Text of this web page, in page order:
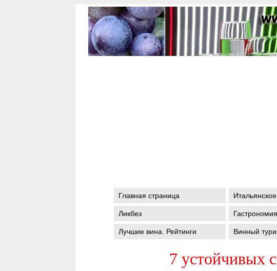
Главная страница
Ликбез Гастрономия
Лучшие вина. Рейтинги Винный
7 устойчивых